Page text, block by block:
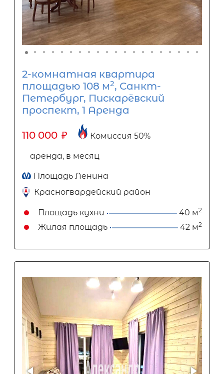
2-комнатная квартира
площадью 108 м2, Санкт-
Петербург, Пискарёвский
проспект, 1 Аренда
110 000 ₽ Комиссия 50%
аренда, в месяц
Площадь Ленина
Красногвардейский район
Площадь кухни 40 м2
Жилая площадь 42 м2